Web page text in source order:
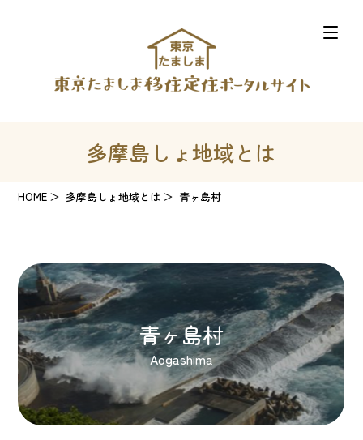
多摩島しょ地域とは
HOME 多摩島しょ地域とは 青ヶ島村
青ヶ島村
Aogashima